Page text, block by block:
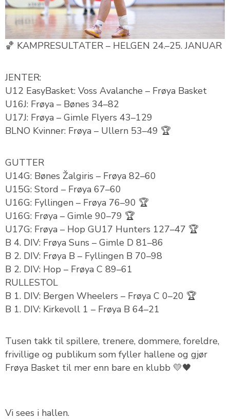
🏀 KAMPRESULTATER – HELGEN 24.–25. JANUAR
JENTER:
U12 EasyBasket: Voss Avalanche – Frøya Basket
U16J: Frøya – Bønes 34–82
U17J: Frøya – Gimle Flyers 43–129
BLNO Kvinner: Frøya – Ullern 53–49 🏆
GUTTER
U14G: Bønes Žalgiris – Frøya 82–60
U15G: Stord – Frøya 67–60
U16G: Fyllingen – Frøya 76–90 🏆
U16G: Frøya – Gimle 90–79 🏆
U17G: Frøya – Hop GU17 Hunters 127–47 🏆
B 4. DIV: Frøya Suns – Gimle D 81–86
B 2. DIV: Frøya B – Fyllingen B 70–98
B 2. DIV: Hop – Frøya C 89–61
RULLESTOL
B 1. DIV: Bergen Wheelers – Frøya C 0–20 🏆
B 1. DIV: Kirkevoll 1 – Frøya B 64–21
Tusen takk til spillere, trenere, dommere, foreldre,
frivillige og publikum som fyller hallene og gjør
Frøya Basket til mer enn bare en klubb 💛🖤
Vi sees i hallen.